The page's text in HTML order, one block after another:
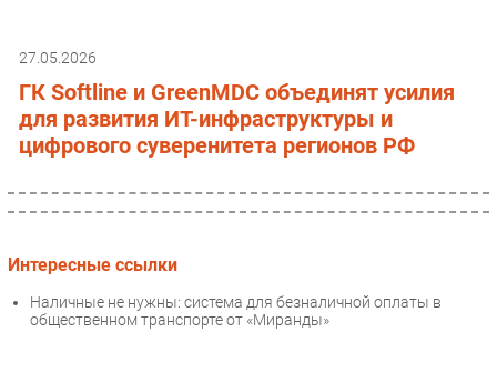
27.05.2026
ГК Softline и GreenMDC объединят усилия
для развития ИТ-инфраструктуры и
цифрового суверенитета регионов РФ
Интересные ссылки
Наличные не нужны: система для безналичной оплаты в
общественном транспорте от «Миранды»